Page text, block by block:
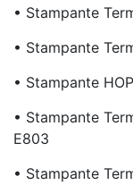
• Stampante
• Stampante
• Stampante
• Stampante
E803
• Stampante